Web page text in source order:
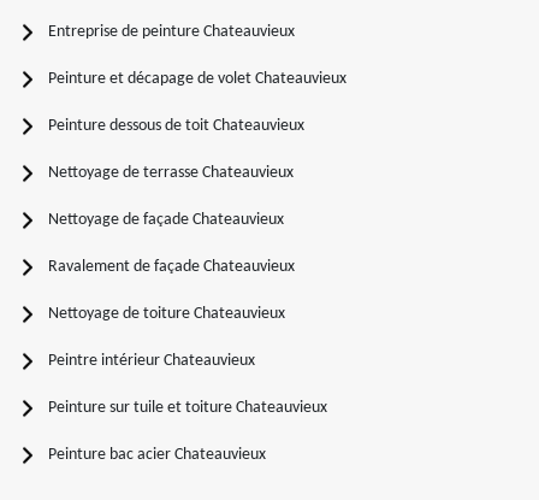
Entreprise de peinture Chateauvieux
Peinture et décapage de volet Chateauvieux
Peinture dessous de toit Chateauvieux
Nettoyage de terrasse Chateauvieux
Nettoyage de façade Chateauvieux
Ravalement de façade Chateauvieux
Nettoyage de toiture Chateauvieux
Peintre intérieur Chateauvieux
Peinture sur tuile et toiture Chateauvieux
Peinture bac acier Chateauvieux